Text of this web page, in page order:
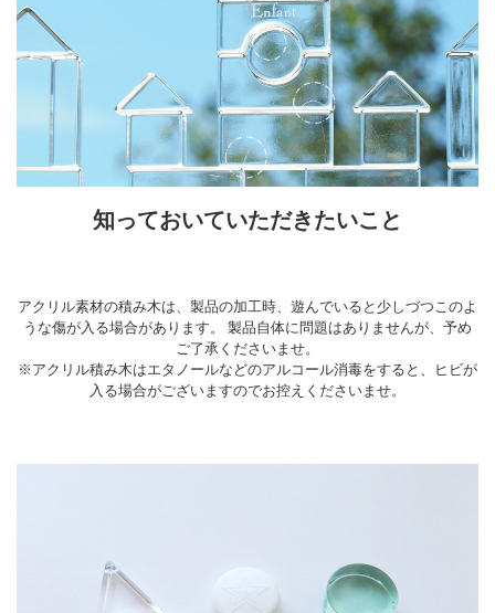
知っておいていただきたいこと
アクリル素材の積み木は、製品の加工時、遊んでいると少しづつこのよ
うな傷が入る場合があります。 製品自体に問題はありませんが、予め
ご了承くださいませ。
※アクリル積み木はエタノールなどのアルコール消毒をすると、ヒビが
入る場合がございますのでお控えくださいませ。